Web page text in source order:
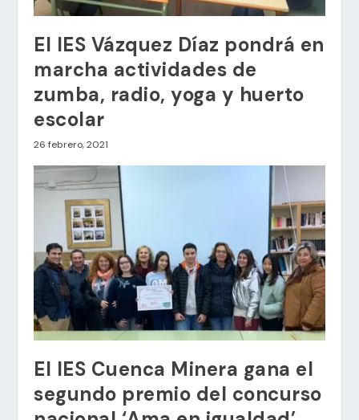
El IES Vázquez Díaz pondrá en
marcha actividades de
zumba, radio, yoga y huerto
escolar
26 febrero, 2021
El IES Cuenca Minera gana el
segundo premio del concurso